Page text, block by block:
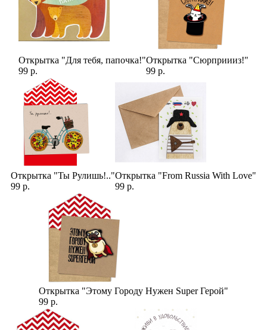
Открытка "Для тебя, папочка!"
99 р.
Открытка "Сюрприииз!"
99 р.
Открытка "Ты Рулишь!.."
99 р.
Открытка "From Russia With Love"
99 р.
Открытка "Этому Городу Нужен Super Герой"
99 р.